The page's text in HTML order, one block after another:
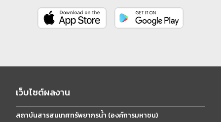
เว็บไซต์ผลงาน
สถาบันสารสนเทศทรัพยากรน้ำ (องค์การมหาชน)